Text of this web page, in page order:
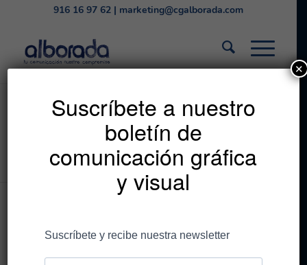
916 16 97 62| marketing@cgalborada.com
Listado de la etiqueta:
sans-serif
Estás en: Inicio / sans-serif
Entradas
Suscríbete a nuestro
boletín de
comunicación gráfica
y visual
✕